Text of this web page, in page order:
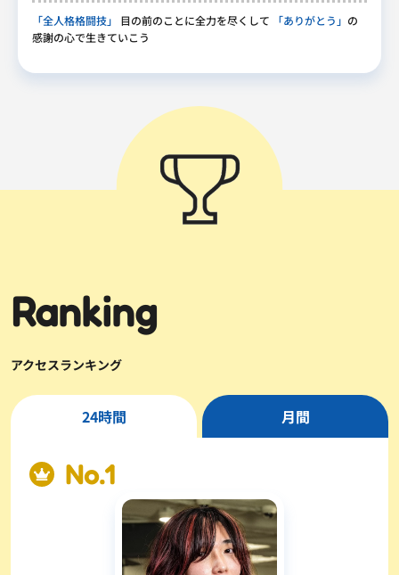
「全人格格闘技」 目の前のことに全力を尽くして 「ありがとう」 の
感謝の心で生きていこう
Ranking
アクセスランキング
24時間 月間